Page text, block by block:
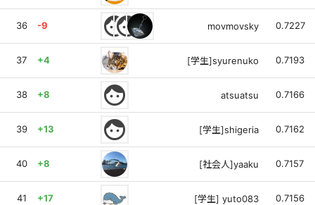
36 -9 faceface movmovsky 0.7227
37 +4 [学生]syurenuko 0.7193
38 +8 face atsuatsu 0.7166
39 +13 face [学生]shigeria 0.7162
40 +8 [社会人]yaaku 0.7157
41 +17 [学生] yuto083 0.7156